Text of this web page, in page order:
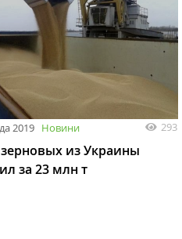
2019 Новини 293
из Украины
за 23 млн т